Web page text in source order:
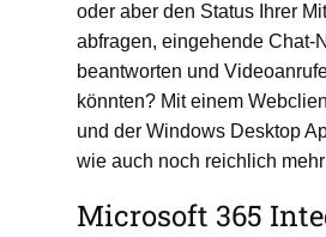
oder aber den Status Ihrer
abfragen, eingehende Chat-
beantworten und
könnten? Mit einem
und der Windows Desktop
wie auch noch reichlich
Microsoft 365